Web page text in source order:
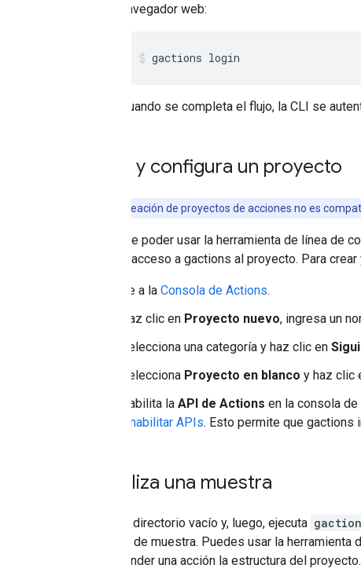
navegador web:
gactions login
Cuando se completa el flujo, la CLI se
Crea y configura un proyecto
La creación de proyectos de acciones no es
Antes de poder usar la herramienta de línea de
otorgar acceso a gactions al proyecto. Para
Ve a la Consola de Actions.
Haz clic en Proyecto nuevo, ingresa un
Selecciona una categoría y haz clic en
Selecciona Proyecto en blanco y haz clic
Habilita la API de Actions en la consola
inhabilitar APIs. Esto permite que gactions
Inicializa una muestra
Crea un directorio vacío y, luego, ejecuta
Actions de muestra. Puedes usar la
comprender una acción la estructura del proyecto.